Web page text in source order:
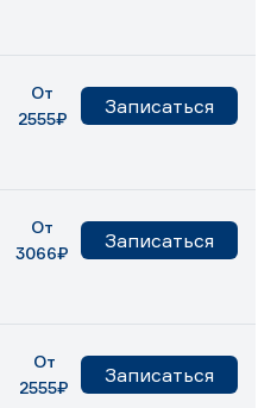
От
2555₽
Записаться
От
3066₽
Записаться
От
2555₽
Записаться